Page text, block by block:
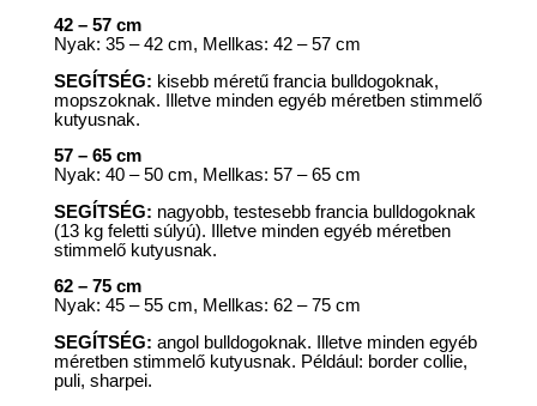
42 – 57 cm
Nyak: 35 – 42 cm, Mellkas: 42 – 57 cm
SEGÍTSÉG: kisebb méretű francia bulldogoknak,
mopszoknak. Illetve minden egyéb méretben stimmelő
kutyusnak.
57 – 65 cm
Nyak: 40 – 50 cm, Mellkas: 57 – 65 cm
SEGÍTSÉG: nagyobb, testesebb francia bulldogoknak
(13 kg feletti súlyú). Illetve minden egyéb méretben
stimmelő kutyusnak.
62 – 75 cm
Nyak: 45 – 55 cm, Mellkas: 62 – 75 cm
SEGÍTSÉG: angol bulldogoknak. Illetve minden egyéb
méretben stimmelő kutyusnak. Például: border collie,
puli, sharpei.